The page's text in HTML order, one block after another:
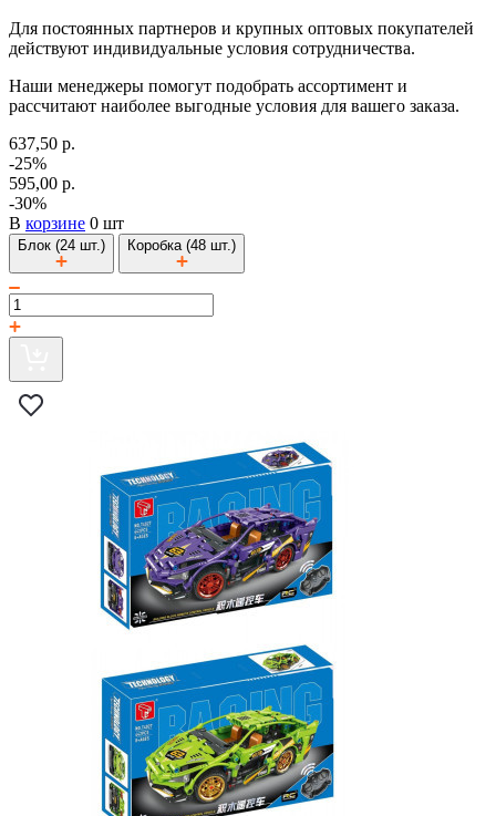
Для постоянных партнеров и крупных оптовых покупателей
действуют индивидуальные условия сотрудничества.
Наши менеджеры помогут подобрать ассортимент и
рассчитают наиболее выгодные условия для вашего заказа.
637,50 р.
-25%
595,00 р.
-30%
В корзине 0 шт
Блок (24 шт.) Коробка (48 шт.)